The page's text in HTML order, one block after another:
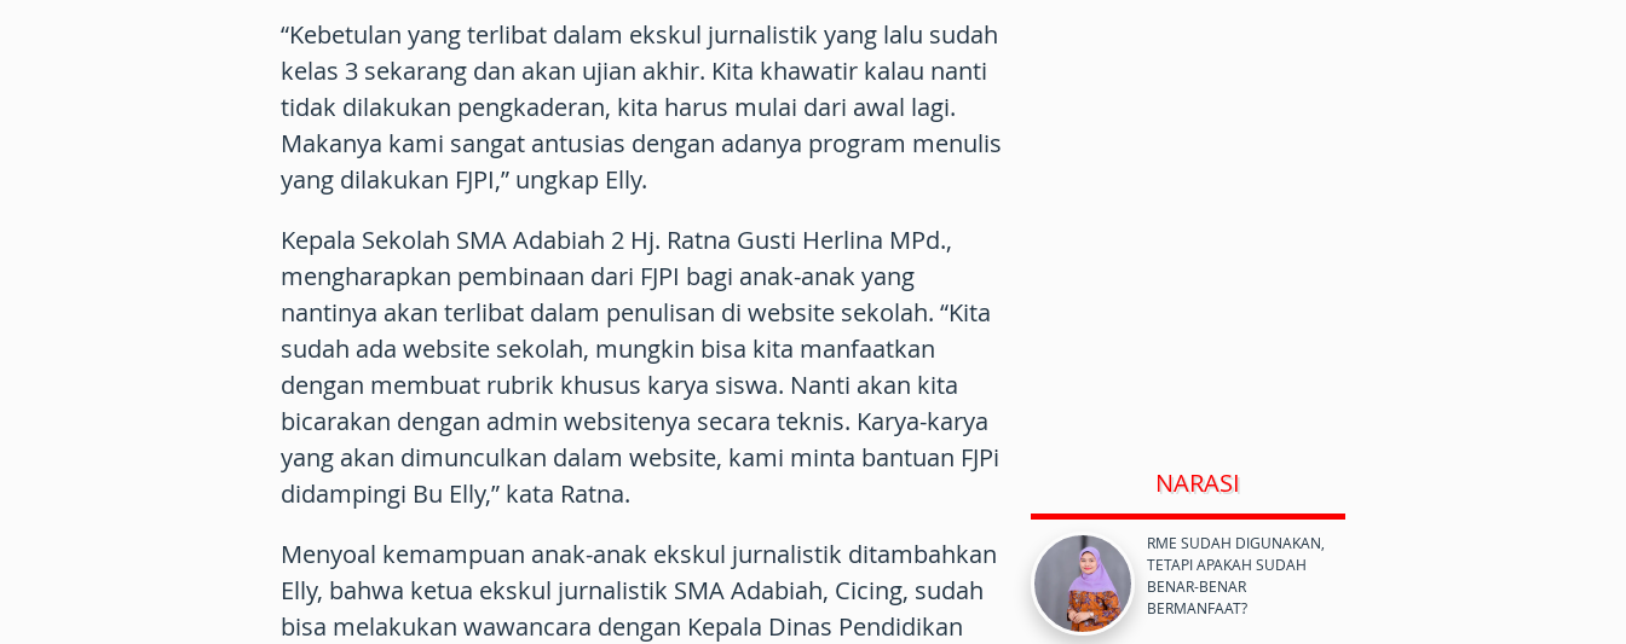
“Kebetulan yang terlibat dalam ekskul jurnalistik yang lalu sudah
kelas 3 sekarang dan akan ujian akhir. Kita khawatir kalau nanti
tidak dilakukan pengkaderan, kita harus mulai dari awal lagi.
Makanya kami sangat antusias dengan adanya program menulis
yang dilakukan FJPI,” ungkap Elly.
Kepala Sekolah SMA Adabiah 2 Hj. Ratna Gusti Herlina MPd.,
mengharapkan pembinaan dari FJPI bagi anak-anak yang
nantinya akan terlibat dalam penulisan di website sekolah. “Kita
sudah ada website sekolah, mungkin bisa kita manfaatkan
dengan membuat rubrik khusus karya siswa. Nanti akan kita
bicarakan dengan admin websitenya secara teknis. Karya-karya
yang akan dimunculkan dalam website, kami minta bantuan FJPi
didampingi Bu Elly,” kata Ratna.
Menyoal kemampuan anak-anak ekskul jurnalistik ditambahkan
Elly, bahwa ketua ekskul jurnalistik SMA Adabiah, Cicing, sudah
bisa melakukan wawancara dengan Kepala Dinas Pendidikan
NARASI
RME SUDAH DIGUNAKAN,
TETAPI APAKAH SUDAH
BENAR-BENAR
BERMANFAAT?